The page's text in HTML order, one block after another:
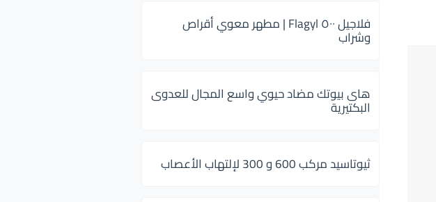
فلاجيل ٥٠٠ Flagyl | مطهر معوي أقراص
وشراب
هاى بيوتك مضاد حيوي واسع المجال للعدوى
البكتيرية
ثيوتاسيد مركب 600 و 300 لإلتهاب الأعصاب